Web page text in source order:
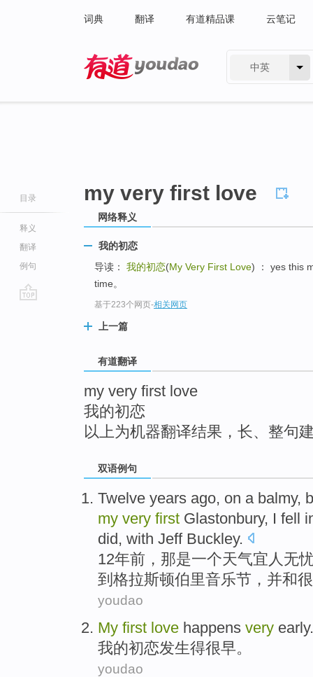
词典 翻译 有道精品课 云笔记
中英
目录
释义
翻译
例句
my very first love
网络释义
我的初恋
导读： 我的初恋(My Very First Love) ： yes this
time。
基于223个网页-相关网页
上一篇
有道翻译
my very first love
我的初恋
以上为机器翻译结果，长、整句
双语例句
Twelve years ago, on a balmy,
my very first Glastonbury, I fell
did, with Jeff Buckley.
12年前 ， 那是一个天气宜人 无
到 格拉斯顿伯里音乐节， 并和
youdao
My first love happens very early.
我的初恋发生得很早。
youdao